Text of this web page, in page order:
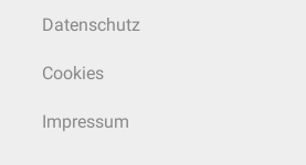
Datenschutz
Cookies
Impressum